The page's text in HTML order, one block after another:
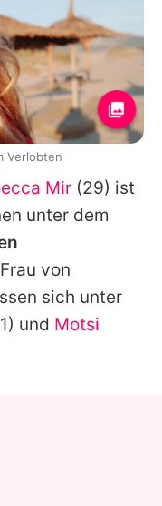
Mir (29) ist
unter dem
von
sich unter
und Motsi
Verlobten